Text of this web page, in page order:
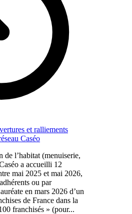
et ralliements
Caséo
de l’habitat (menuiserie,
a accueilli 12
mai 2025 et mai 2026,
ou par
en mars 2026 d’un
de France dans la
franchisés » (pour...